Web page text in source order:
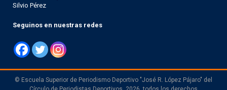
Silvio Pérez
Seguinos en nuestras redes
© Escuela Superior de Periodismo Deportivo "José R. López Pájaro" del